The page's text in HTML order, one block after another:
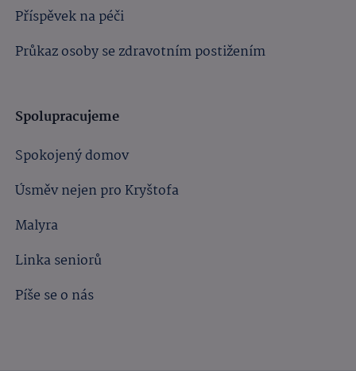
Příspěvek na péči
Průkaz osoby se zdravotním postižením
Spolupracujeme
Spokojený domov
Úsměv nejen pro Kryštofa
Malyra
Linka seniorů
Píše se o nás